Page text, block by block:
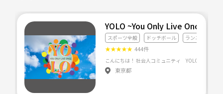
YOLO ~You Only Live Once~
スポーツ全般 ドッチボール ランニング・ジ
★★★★★ 444件
東京都